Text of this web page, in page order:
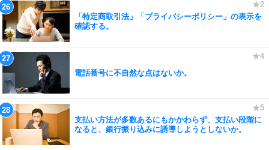
「特定商取引法」「プライバシーポリシー」の表示を
確認する。
電話番号に不自然な点はないか。
支払い方法が多数あるにもかかわらず、支払い段階に
なると、銀行振り込みに誘導しようとしないか。